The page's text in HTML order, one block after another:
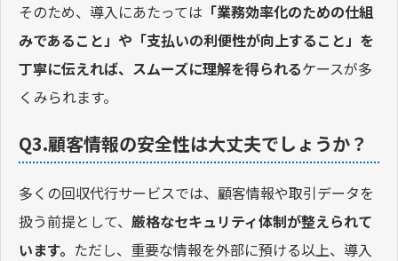
そのため、導入にあたっては 「業務効率化のための仕組
みであること」や「支払いの利便性が向上すること」を
丁寧に伝えれば、スムーズに理解を得られるケースが多
くみられます。
Q3.顧客情報の安全性は大丈夫でしょうか？
多くの回収代行サービスでは、顧客情報や取引データを
扱う前提として、 厳格なセキュリティ体制が整えられて
います。 ただし、重要な情報を外部に預ける以上、導入